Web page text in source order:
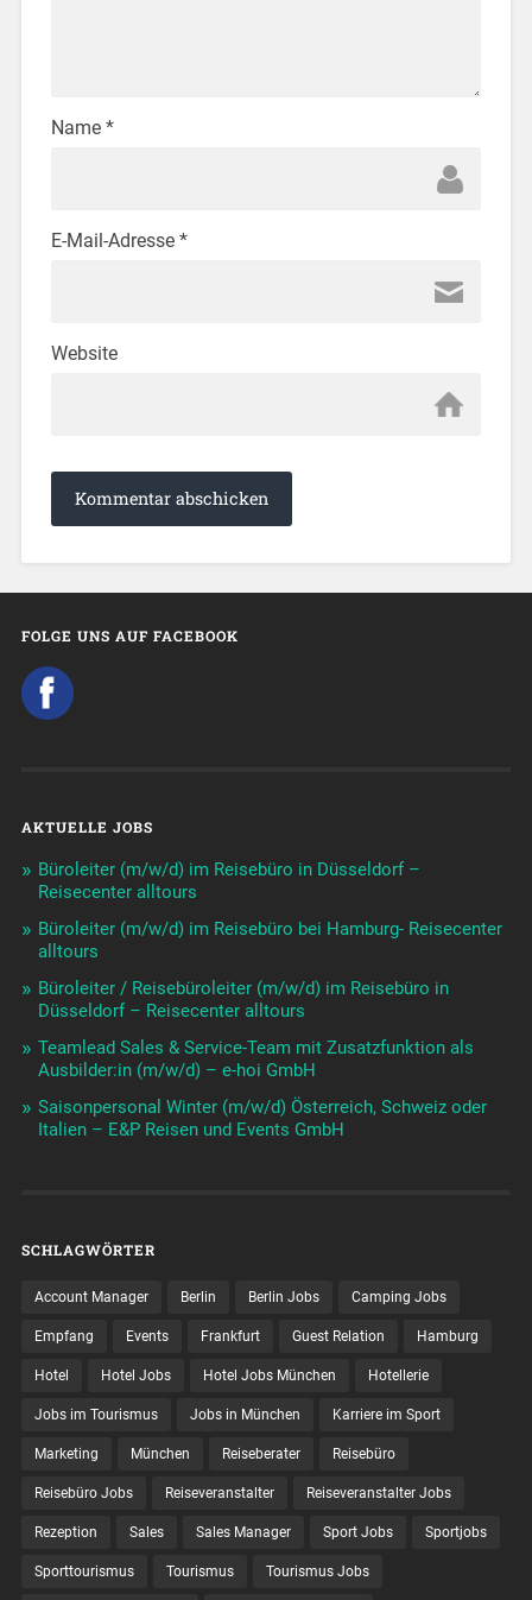
Name *
E-Mail-Adresse *
Website
FOLGE UNS AUF FACEBOOK
AKTUELLE JOBS
Büroleiter (m/w/d) im Reisebüro in Düsseldorf –
Reisecenter alltours
Büroleiter (m/w/d) im Reisebüro bei Hamburg- Reisecenter
alltours
Büroleiter / Reisebüroleiter (m/w/d) im Reisebüro in
Düsseldorf – Reisecenter alltours
Teamlead Sales & Service-Team mit Zusatzfunktion als
Ausbilder:in (m/w/d) – e-hoi GmbH
Saisonpersonal Winter (m/w/d) Österreich, Schweiz oder
Italien – E&P Reisen und Events GmbH
SCHLAGWÖRTER
Account Manager Berlin Berlin Jobs Camping Jobs
Empfang Events Frankfurt Guest Relation Hamburg
Hotel Hotel Jobs Hotel Jobs München Hotellerie
Jobs im Tourismus Jobs in München Karriere im Sport
Marketing München Reiseberater Reisebüro
Reisebüro Jobs Reiseveranstalter Reiseveranstalter Jobs
Rezeption Sales Sales Manager Sport Jobs Sportjobs
Sporttourismus Tourismus Tourismus Jobs